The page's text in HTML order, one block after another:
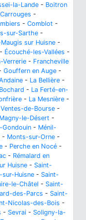
la-Lande - Boitron
Carrouges -
- Comblot -
sur-Sarthe -
sur Huisne -
- Écouché-les-Vallées -
Verrerie - Francheville
Gouffern en Auge -
- La Bellière -
- La Ferté-en-
- La Mesnière -
de-Bourse -
Magny-le-Désert -
Gondouin - Ménil-
- Monts-sur-Orne -
- Perche en Nocé -
- Rémalard en
Huisne - Saint-
sur-Huisne - Saint-
le-Châtel - Saint-
des-Parcs - Saint-
Nicolas-des-Bois -
- Sevrai - Soligny-la-